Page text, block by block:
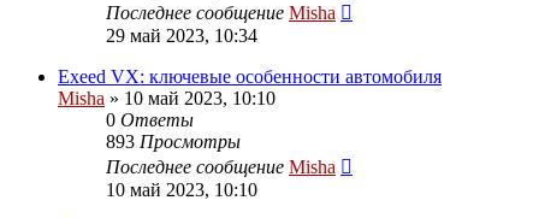
Последнее сообщение Misha
29 май 2023, 10:34
Exeed VX: ключевые особенности автомобиля
Misha » 10 май 2023, 10:10
0 Ответы
893 Просмотры
Последнее сообщение Misha
10 май 2023, 10:10